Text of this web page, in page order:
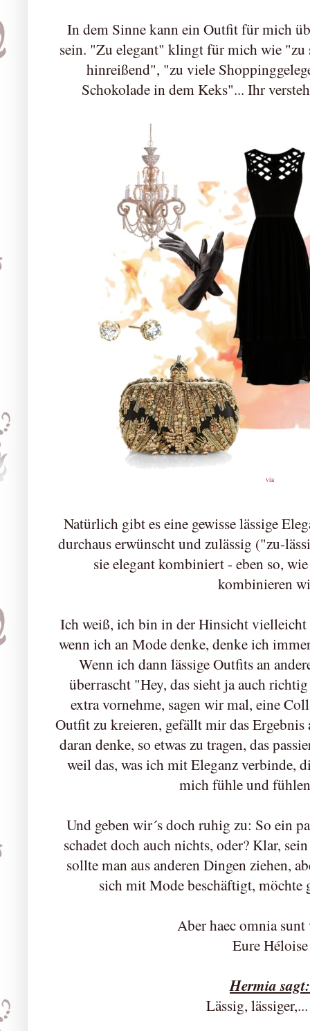
In dem Sinne kann ein Outfit für mich
sein. "Zu elegant" klingt für mich wie
hinreißend", "zu viele
Schokolade in dem Keks"... Ihr
via
Natürlich gibt es eine gewisse lässige
durchaus erwünscht und zulässig ("zu-
sie elegant kombiniert - eben so,
kombinieren
Ich weiß, ich bin in der Hinsicht vielleicht
wenn ich an Mode denke, denke ich
Wenn ich dann lässige Outfits an
überrascht "Hey, das sieht ja auch
extra vornehme, sagen wir mal, eine
Outfit zu kreieren, gefällt mir das Ergebnis
daran denke, so etwas zu tragen, das
weil das, was ich mit Eleganz verbinde,
mich fühle und
Und geben wir´s doch ruhig zu: So ein
schadet doch auch nichts, oder? Klar,
sollte man aus anderen Dingen ziehen,
sich mit Mode beschäftigt, möchte
Aber haec omnia sunt
Eure Héloise
Hermia sagt:
Lässig,